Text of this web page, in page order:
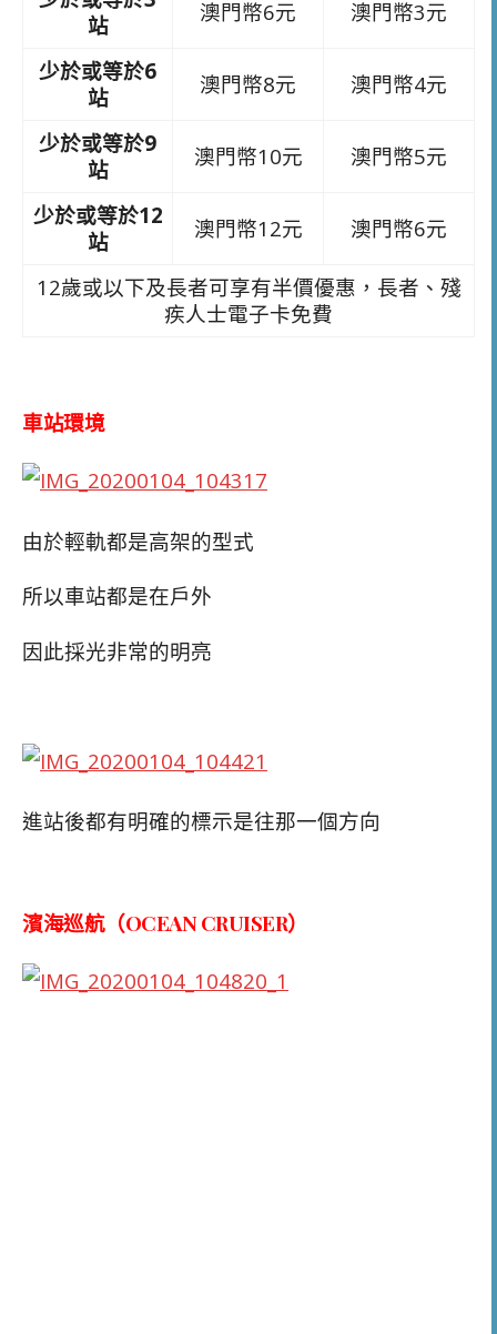
站
澳門幣6元 澳門幣3元
少於或等於6
站
澳門幣8元 澳門幣4元
少於或等於9
站
澳門幣10元 澳門幣5元
少於或等於12
站
澳門幣12元 澳門幣6元
12歲或以下及長者可享有半價優惠，長者、殘
疾人士電子卡免費
車站環境
由於輕軌都是高架的型式
所以車站都是在戶外
因此採光非常的明亮
進站後都有明確的標示是往那一個方向
濱海巡航（OCEAN CRUISER）